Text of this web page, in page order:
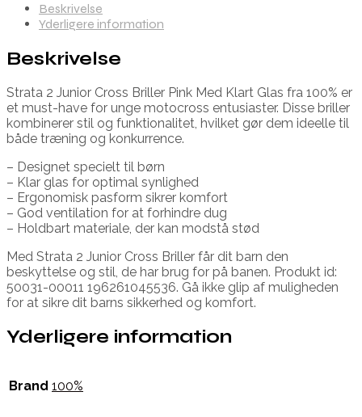
Beskrivelse
Yderligere information
Beskrivelse
Strata 2 Junior Cross Briller Pink Med Klart Glas fra 100% er
et must-have for unge motocross entusiaster. Disse briller
kombinerer stil og funktionalitet, hvilket gør dem ideelle til
både træning og konkurrence.
– Designet specielt til børn
– Klar glas for optimal synlighed
– Ergonomisk pasform sikrer komfort
– God ventilation for at forhindre dug
– Holdbart materiale, der kan modstå stød
Med Strata 2 Junior Cross Briller får dit barn den
beskyttelse og stil, de har brug for på banen. Produkt id:
50031-00011 196261045536. Gå ikke glip af muligheden
for at sikre dit barns sikkerhed og komfort.
Yderligere information
Brand 100%